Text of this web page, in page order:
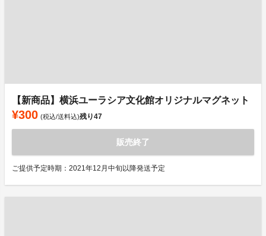
【新商品】横浜ユーラシア文化館オリジナルマグネット
¥300 (税込/送料込)残り47
販売終了
ご提供予定時期：2021年12月中旬以降発送予定